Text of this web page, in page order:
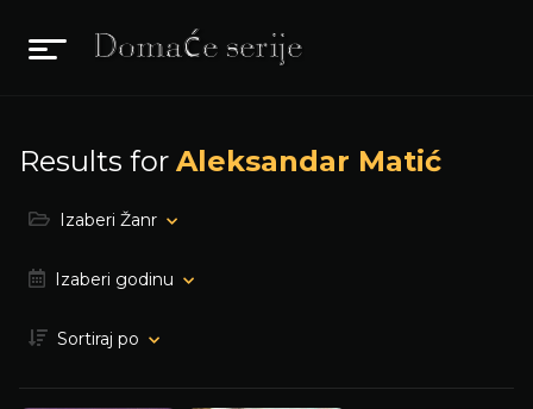
Results for Aleksandar Matić
Izaberi Žanr
Izaberi godinu
Sortiraj po